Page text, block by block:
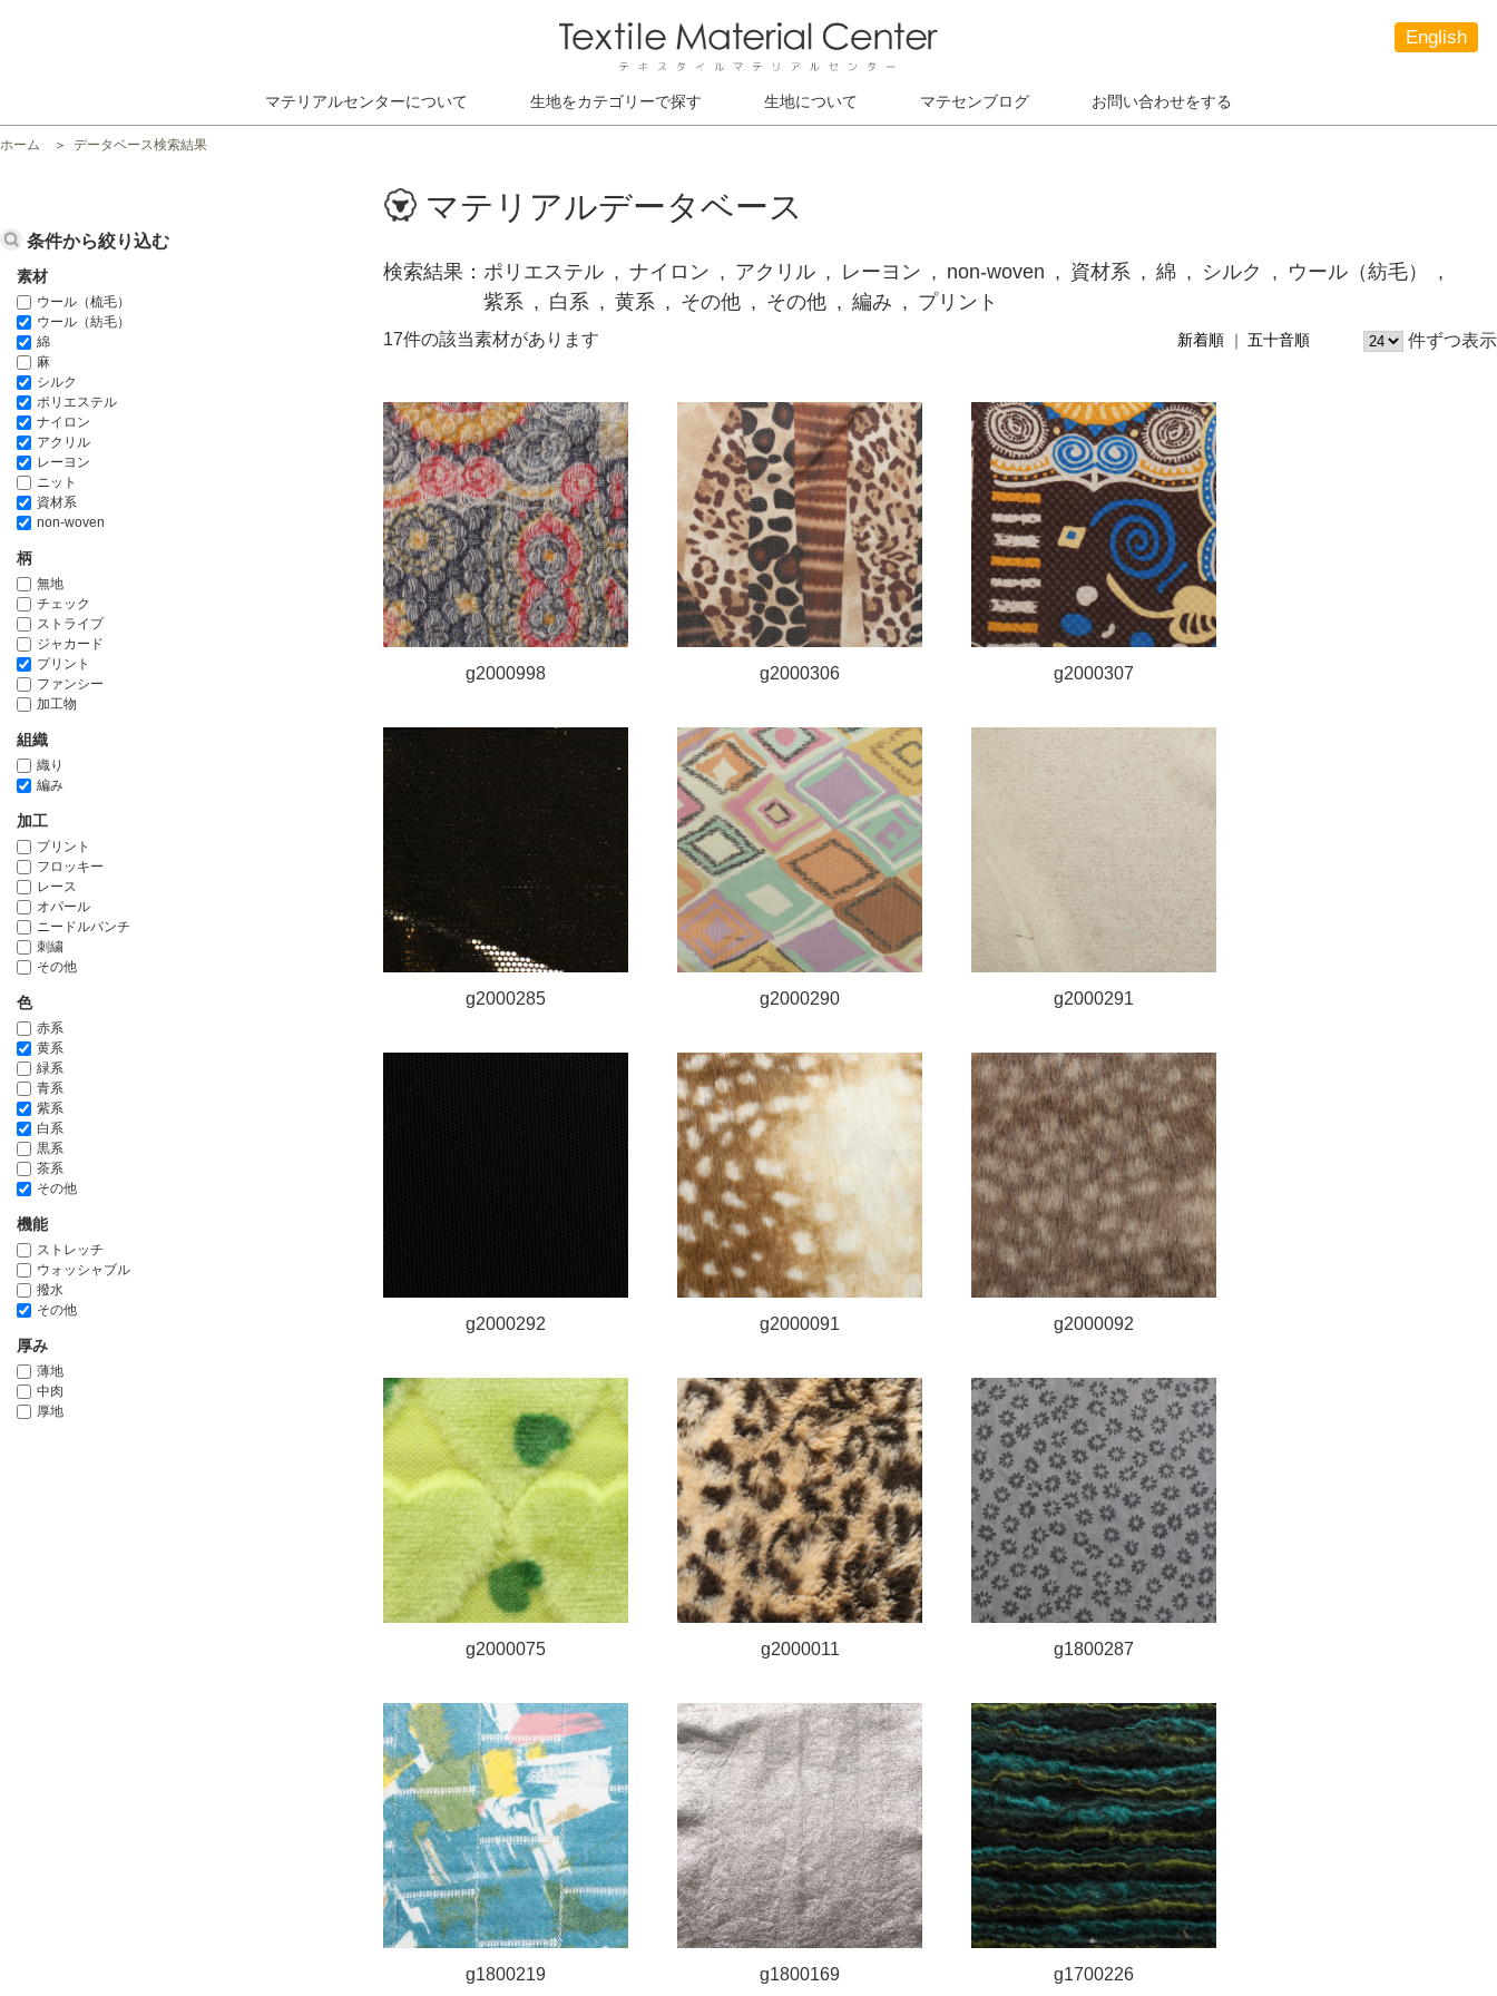
English
マテリアルセンターについて 生地をカテゴリーで探す 生地について マテセンブログ お問い合わせをする
ホーム データベース検索結果
マテリアルデータベース
検索結果 ポリエステル ナイロン アクリル レーヨン non-woven 資材系 綿 シルク
ウール（紡毛）
紫系
白系 黄系 その他 その他 編み プリント
17件の該当素材があります 新着順 五十音順 件ずつ表示
g2000998 g2000306 g2000307
g2000285 g2000290 g2000291
g2000292 g2000091 g2000092
g2000075 g2000011 g1800287
g1800219 g1800169 g1700226
条件から絞り込む
素材
ウール（梳毛）
ウール（紡毛）
綿
麻
シルク
ポリエステル
ナイロン
アクリル
レーヨン
ニット
資材系
non-woven
柄
無地
チェック
ストライプ
ジャカード
プリント
ファンシー
加工物
組織
織り
編み
加工
プリント
フロッキー
レース
オパール
ニードルパンチ
刺繍
その他
色
赤系
黄系
緑系
青系
紫系
白系
黒系
茶系
その他
機能
ストレッチ
ウォッシャブル
撥水
その他
厚み
薄地
中肉
厚地